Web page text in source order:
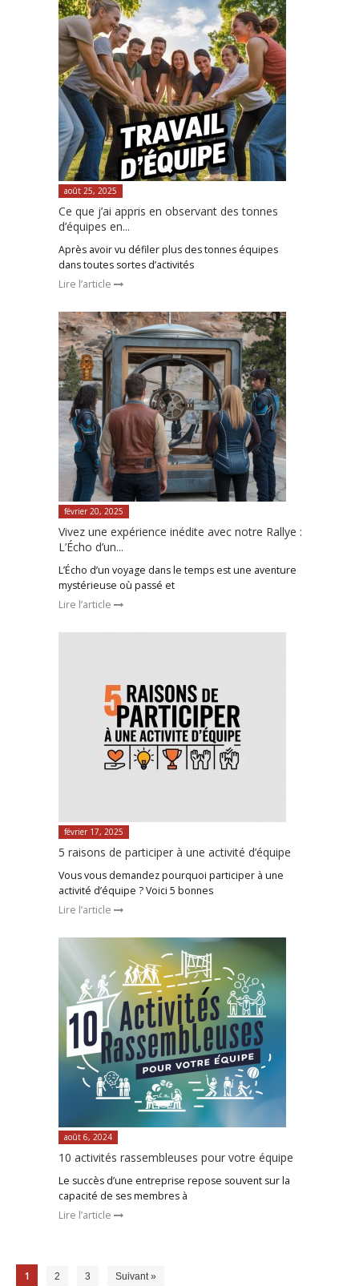
août 25, 2025
Ce que j’ai appris en observant des tonnes
d’équipes en...
Après avoir vu défiler plus des tonnes équipes
dans toutes sortes d’activités
Lire l’article
février 20, 2025
Vivez une expérience inédite avec notre Rallye :
L’Écho d’un...
L’Écho d’un voyage dans le temps est une aventure
mystérieuse où passé et
Lire l’article
février 17, 2025
5 raisons de participer à une activité d’équipe
Vous vous demandez pourquoi participer à une
activité d’équipe ? Voici 5 bonnes
Lire l’article
août 6, 2024
10 activités rassembleuses pour votre équipe
Le succès d’une entreprise repose souvent sur la
capacité de ses membres à
Lire l’article
1 2 3 Suivant »